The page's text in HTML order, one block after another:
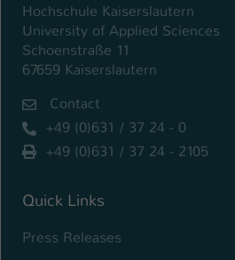
Hochschule Kaiserslautern
University of Applied Sciences
Schoenstraße 11
67659 Kaiserslautern
Contact
+49 (0)631 / 37 24 - 0
+49 (0)631 / 37 24 - 2105
Quick Links
Press Releases